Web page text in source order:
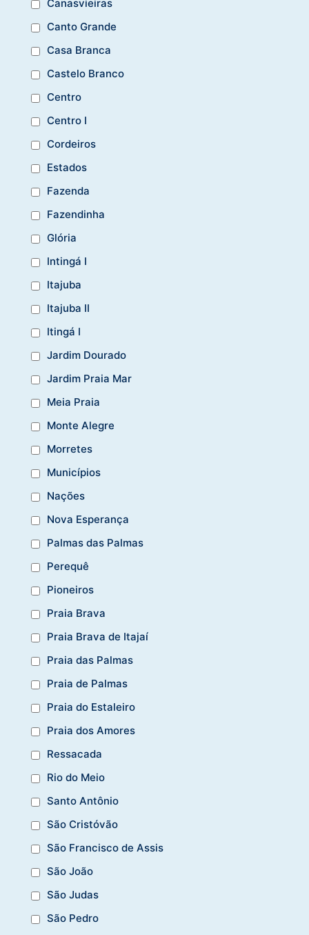
Canasvieiras
Canto Grande
Casa Branca
Castelo Branco
Centro
Centro I
Cordeiros
Estados
Fazenda
Fazendinha
Glória
Intingá I
Itajuba
Itajuba II
Itingá I
Jardim Dourado
Jardim Praia Mar
Meia Praia
Monte Alegre
Morretes
Municípios
Nações
Nova Esperança
Palmas das Palmas
Perequê
Pioneiros
Praia Brava
Praia Brava de Itajaí
Praia das Palmas
Praia de Palmas
Praia do Estaleiro
Praia dos Amores
Ressacada
Rio do Meio
Santo Antônio
São Cristóvão
São Francisco de Assis
São João
São Judas
São Pedro